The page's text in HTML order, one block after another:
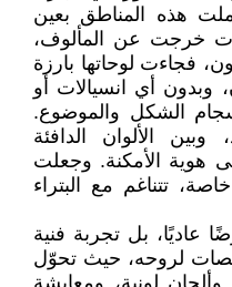
هذه المناطق بعين
خرجت عن المألوف،
فجاءت لوحاتها بارزة
وبدون أي انسيالات أو
الشكل والموضوع.
الألوان الدافئة
هوية الأمكنة. وجعلت
تتناغم مع البتراء
عاديًا، بل تجربة فنية
لروحه، حيث تحوّل